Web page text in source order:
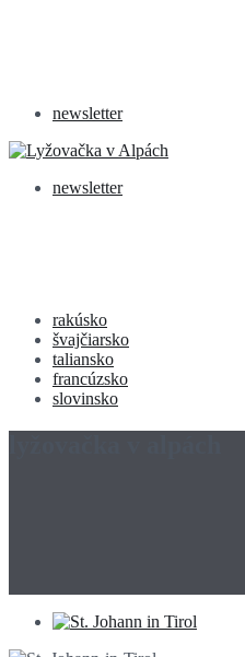
newsletter
newsletter
rakúsko
švajčiarsko
taliansko
francúzsko
slovinsko